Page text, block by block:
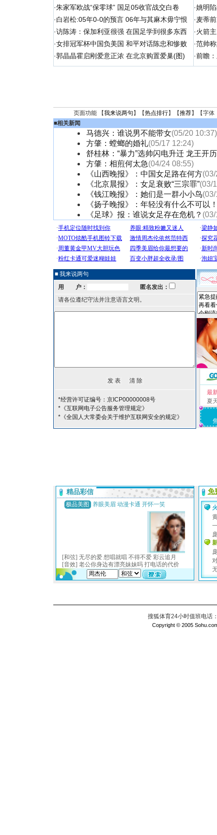
·朱家军欧战“保零球” 国足05收官战交白卷
·白岩松:05年0-0的预言 06年与其麻木毋宁恨
·访陈涛：保加利亚很强 在国足学到很多东西
·女排冠军杯中国负美国 和平对话陈忠和惨败
·郭晶晶霍启刚爱意正浓 在北京购置爱巢(图)
·姚明
·麦蒂
·火箭
·范帅
·前瞻
页面功能 【我来说两句 】【热点排行】【推荐】【字体
■相关新闻
马德兴：谁说男不能带女(05/20 10:37)
方肇：螳螂的婚礼(05/17 12:24)
舒桂林：“暴力”选帅闪电升迁 龙王开
方肇：相煎何太急(04/24 08:55)
《山西晚报》：中国女足路在何方
《北京晨报》：女足衰败“三宗罪”(03/
《钱江晚报》：她们是一群小小鸟
《扬子晚报》：年轻没有什么不可以
《足球》报：谁说女足存在危机？
■ 我来说两句
用 户：
匿名发出：
请各位遵纪守法并注意语言文明。
*经营许可证编号：京ICP00000008号
*《互联网电子公告服务管理规定》
*《全国人大常委会关于维护互联网安全的规定》
最
夏
搜狐体育24小时值班电话
Copyright © 2005